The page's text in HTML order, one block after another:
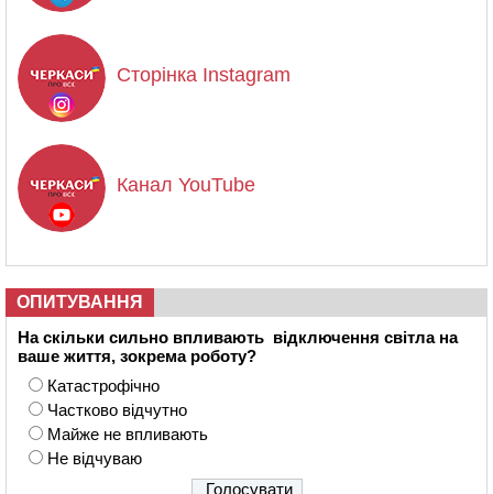
Сторінка Instagram
Канал YouTube
ОПИТУВАННЯ
На скільки сильно впливають відключення світла на
ваше життя, зокрема роботу?
Катастрофічно
Частково відчутно
Майже не впливають
Не відчуваю